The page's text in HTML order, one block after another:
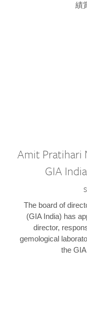
績
Amit Pratihari
GIA
The board of
(GIA India) has
director,
gemological
the